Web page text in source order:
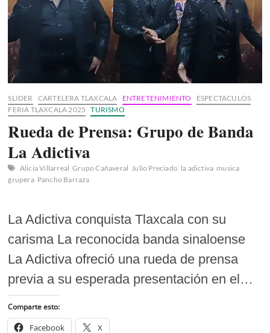
SLIDER CARTELERA TLAXCALA ENTRETENIMIENTO
ESPECTACULOS
FERIA TLAXCALA 2025
TURISMO
Rueda de Prensa: Grupo de Banda
La Adictiva
Alicia Villarreal Grupo Cañaveral Julio Preciado la adictiva musica
grupera Pancho Barraza
La Adictiva conquista Tlaxcala con su
carisma La reconocida banda sinaloense
La Adictiva ofreció una rueda de prensa
previa a su esperada presentación en el…
Comparte esto:
Facebook X